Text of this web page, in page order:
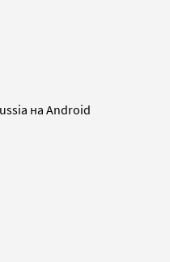
на Android